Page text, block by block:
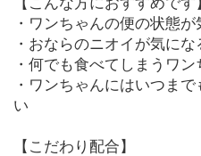
・ワンちゃんの便の状態が
・おならのニオイが気にな
・何でも食べてしまうワ
・ワンちゃんにはいつま
い
【こだわり配合】